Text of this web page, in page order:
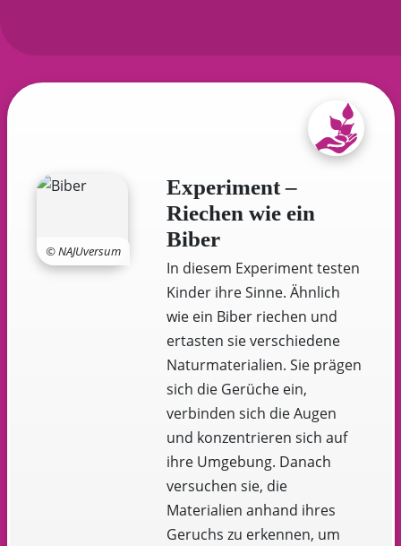
© NAJUversum
Experiment –
Riechen wie ein
Biber
In diesem Experiment testen
Kinder ihre Sinne. Ähnlich
wie ein Biber riechen und
ertasten sie verschiedene
Naturmaterialien. Sie prägen
sich die Gerüche ein,
verbinden sich die Augen
und konzentrieren sich auf
ihre Umgebung. Danach
versuchen sie, die
Materialien anhand ihres
Geruchs zu erkennen, um